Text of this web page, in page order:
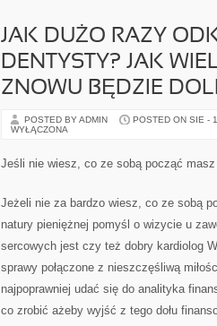
JAK DUŻO RAZY
DENTYSTY? JAK
ZNOWU BĘDZIE
POSTED BY ADMIN POSTED ON SIE -
WYŁĄCZONA
Jeśli nie wiesz, co ze sobą począć masz
Jeżeli nie za bardzo wiesz, co ze sobą
natury pieniężnej pomyśl o wizycie u
sercowych jest czy też dobry kardiolog
sprawy połączone z nieszczęśliwą
najpoprawniej udać się do analityka
co zrobić ażeby wyjść z tego dołu